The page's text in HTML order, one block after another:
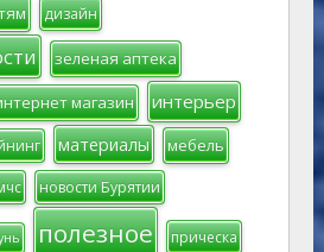
дизайн
зеленая аптека
магазин интерьер
материалы мебель
новости Бурятии
полезное прическа